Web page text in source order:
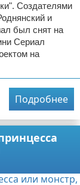
Создателями
и
был снят на
Сериал
на
Подробнее